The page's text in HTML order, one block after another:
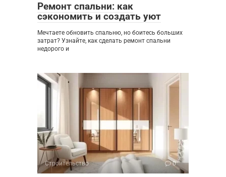
Ремонт спальни: как
сэкономить и создать уют
Мечтаете обновить спальню, но боитесь больших
затрат? Узнайте, как сделать ремонт спальни
недорого и
Строительство 0